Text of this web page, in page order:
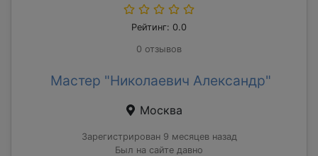
Рейтинг: 0.0
0 отзывов
Мастер "Николаевич Александр"
Москва
Зарегистрирован 9 месяцев назад
Был на сайте давно